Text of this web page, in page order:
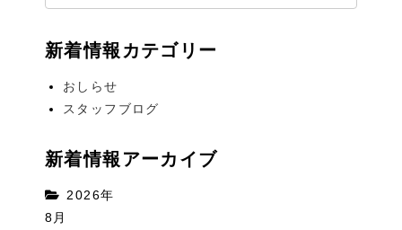
新着情報カテゴリー
おしらせ
スタッフブログ
新着情報アーカイブ
2026年
8月